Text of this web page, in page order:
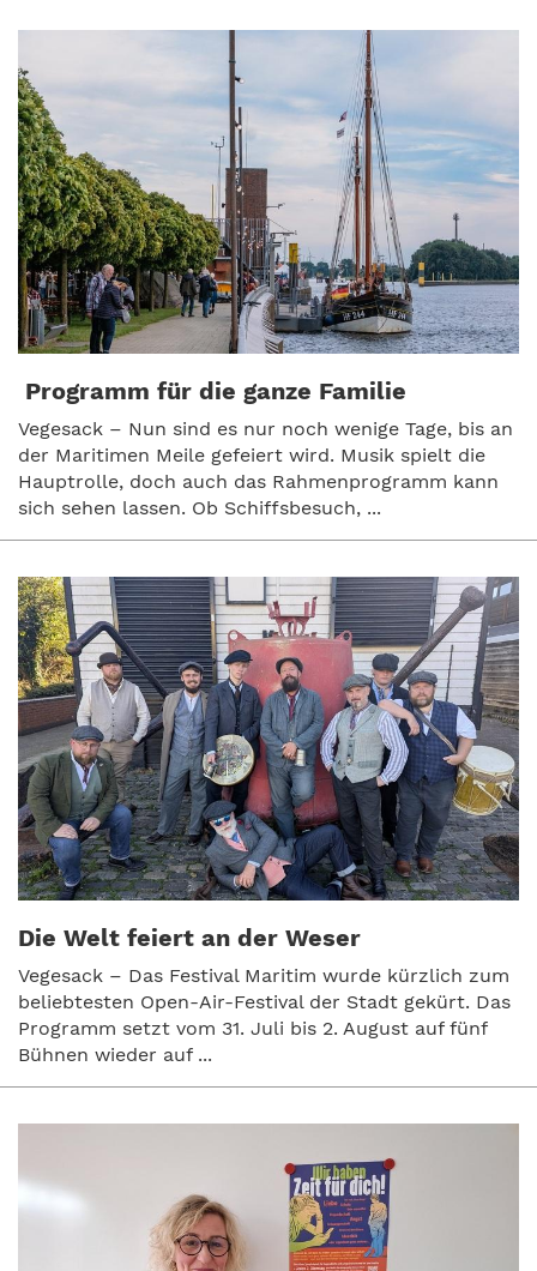
Programm für die ganze Familie
Vegesack – Nun sind es nur noch wenige Tage, bis an
der Maritimen Meile gefeiert wird. Musik spielt die
Hauptrolle, doch auch das Rahmenprogramm kann
sich sehen lassen. Ob Schiffsbesuch, ...
Die Welt feiert an der Weser
Vegesack – Das Festival Maritim wurde kürzlich zum
beliebtesten Open-Air-Festival der Stadt gekürt. Das
Programm setzt vom 31. Juli bis 2. August auf fünf
Bühnen wieder auf ...